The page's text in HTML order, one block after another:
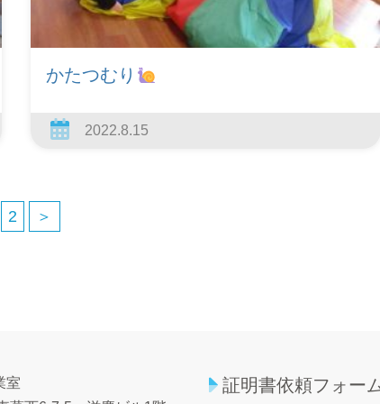
かたつむり
2022.8.15
2 ＞
室
証明書依頼フォー